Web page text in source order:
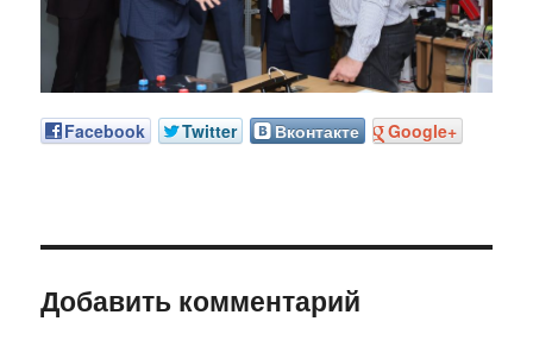
Facebook Twitter Вконтакте Google+
Добавить комментарий